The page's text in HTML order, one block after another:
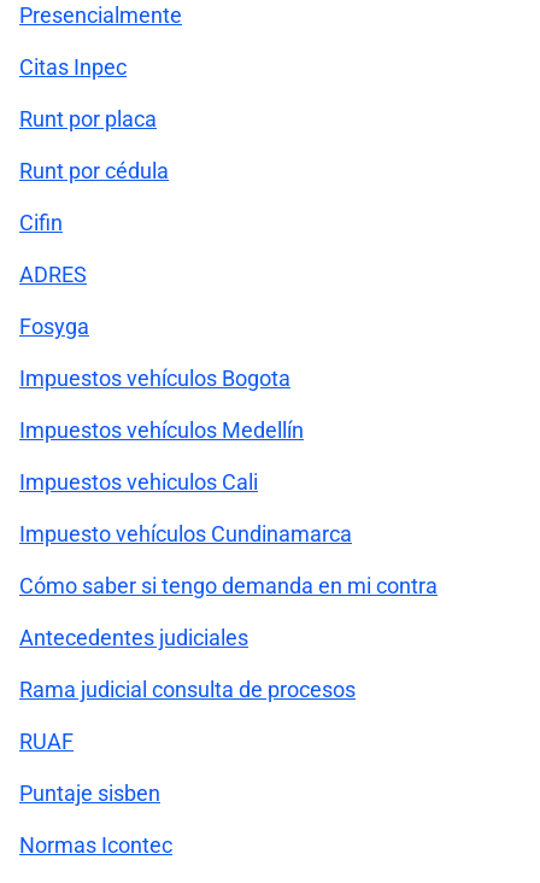
Presencialmente
Citas Inpec
Runt por placa
Runt por cédula
Cifin
ADRES
Fosyga
Impuestos vehículos Bogota
Impuestos vehículos Medellín
Impuestos vehiculos Cali
Impuesto vehículos Cundinamarca
Cómo saber si tengo demanda en mi contra
Antecedentes judiciales
Rama judicial consulta de procesos
RUAF
Puntaje sisben
Normas Icontec